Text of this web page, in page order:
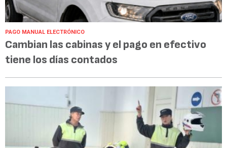
PAGO MANUAL ELECTRÓNICO
Cambian las cabinas y el pago en efectivo
tiene los días contados